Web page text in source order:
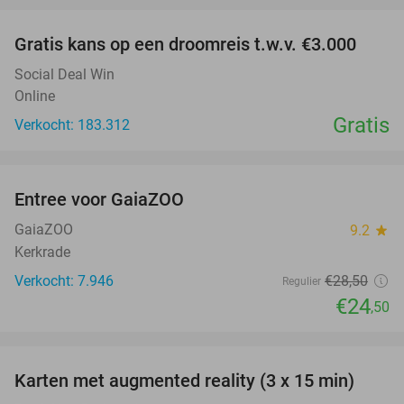
Gratis kans op een droomreis t.w.v. €3.000
Social Deal Win
Online
Verkocht: 183.312
Gratis
Entree voor GaiaZOO
GaiaZOO 9.2 star
Kerkrade
Verkocht: 7.946
Regulier €28,50
€24,50
35%
Karten met augmented reality (3 x 15 min)